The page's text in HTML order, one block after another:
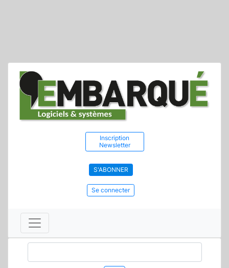
Inscription
Newsletter
S'ABONNER
Se connecter